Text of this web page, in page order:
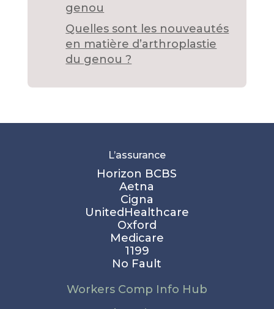
genou
Quelles sont les nouveautés
en matière d’arthroplastie
du genou ?
L’assurance
Horizon BCBS
Aetna
Cigna
UnitedHealthcare
Oxford
Medicare
1199
No Fault
Workers Comp Info Hub